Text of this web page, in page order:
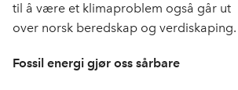
til å være et klimaproblem også går ut
over norsk beredskap og verdiskaping.
Fossil energi gjør oss sårbare